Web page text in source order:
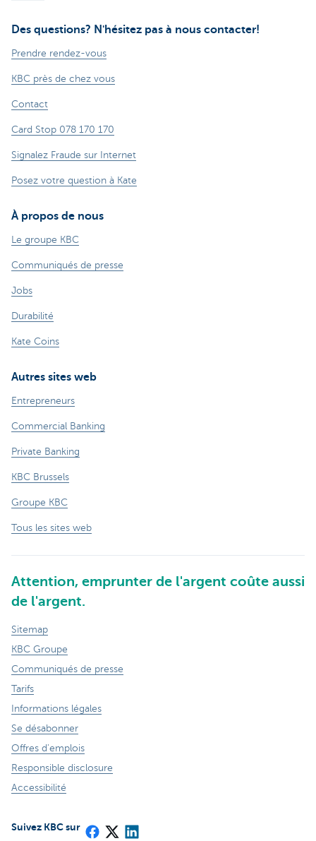
Des questions? N'hésitez pas à nous contacter!
Prendre rendez-vous
KBC près de chez vous
Contact
Card Stop 078 170 170
Signalez Fraude sur Internet
Posez votre question à Kate
À propos de nous
Le groupe KBC
Communiqués de presse
Jobs
Durabilité
Kate Coins
Autres sites web
Entrepreneurs
Commercial Banking
Private Banking
KBC Brussels
Groupe KBC
Tous les sites web
Attention, emprunter de l'argent coûte aussi
de l'argent.
Sitemap
KBC Groupe
Communiqués de presse
Tarifs
Informations légales
Se désabonner
Offres d'emplois
Responsible disclosure
Accessibilité
Suivez KBC sur